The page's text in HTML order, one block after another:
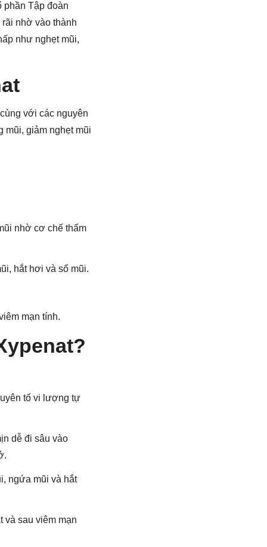
phần Tập đoàn
nhờ vào thành
như nghẹt mũi,
với các nguyên
mũi, giảm nghẹt mũi
nhờ cơ chế thẩm
hắt hơi và sổ mũi.
mạn tính.
tố vi lượng tự
dễ đi sâu vào
ngứa mũi và hắt
và sau viêm mạn